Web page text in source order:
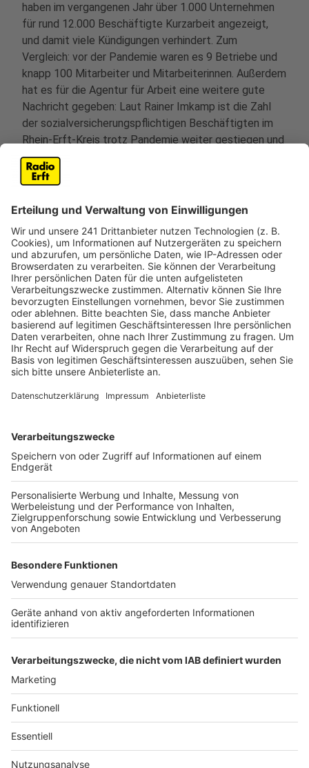
haben im vergangenen Jahr über 1.000 Unternehmen
für rund 12.000 Beschäftigte Kurzarbeit angezeigt,
und damit viele Kündigungen verhindert. Zum
Vergleich: vor der Pandemie waren es 9 Betriebe und
knapp 100 Mitarbeiter und Mitarbeiterinnen. Außerdem
hat es für die Agentur für Arbeit eine weitere gute
Nachricht gegeben: Laut Rainer Imkamp ist die Zahl
der sozialversicherungspflichtigen Beschäftigten im
Rhein-Erft-Kreis trotz Pandemie weiter gestiegen und
hat im Juni einen neuen Rekord erreicht. Aber nicht alle
Branchen kommen vergleichsweise gut durch die Krise:
weniger gut läuft es für die Gastronomie, die
Hotellerie und den Event-Bereich. Hier leiden die
Pandemie.
Anzeige
Auch 2022 keinen Einbruch auf dem
Arbeitsmarkt
Anzeige
Die Agentur für Arbeit in Brühl blickt verhalten
Rainer Imkamp, geht davon aus, dass es trotz
Pandemie keinen Einbruch auf dem Arbeitsmarkt
geben wird. Dabei spielt aus seiner Sicht auch die
eine wichtige Rolle. Nach seiner Einschätzung wird sich
aber der Fachkräftemangel noch weiter verschärfen,
deshalb sei es wichtig, dass Betriebe wieder ausbilden.
Fachkraft von morgen. Weitere Herausforderungen
jetzt und in Zukunft sind laut Imkamp der geplante
Ausstieg aus den fossilen Brennstoffen, wie
Braunkohle, und die zunehmende Digitalisierung. Die
Agentur für Arbeit setzt deshalb verstärkt auf
Weiterbildung.
Anzeige